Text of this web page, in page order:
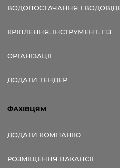
ВОДОПОСТАЧАННЯ І
КРІПЛЕННЯ, ІНСТРУМЕНТ, ПЗ
ОРГАНІЗАЦІЇ
ДОДАТИ ТЕНДЕР
ФАХІВЦЯМ
ДОДАТИ КОМПАНІЮ
РОЗМІЩЕННЯ ВАКАНСІЇ